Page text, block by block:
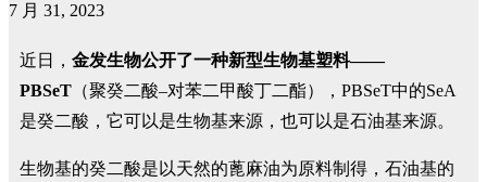
7 月 31, 2023
近日， 金发生物公开了一种新型生物基塑料——
PBSeT （聚癸二酸–对苯二甲酸丁二酯），PBSeT中的SeA
是癸二酸，它可以是生物基来源，也可以是石油基来源。
生物基的癸二酸是以天然的蓖麻油为原料制得，石油基的